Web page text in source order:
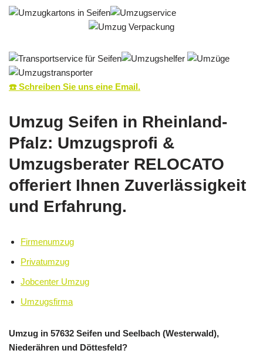
☎️ Schreiben Sie uns eine Email.
Umzug Seifen in Rheinland-
Pfalz: Umzugsprofi &
Umzugsberater RELOCATO
offeriert Ihnen Zuverlässigkeit
und Erfahrung.
Firmenumzug
Privatumzug
Jobcenter Umzug
Umzugsfirma
Umzug in 57632 Seifen und Seelbach (Westerwald),
Niederähren und Döttesfeld?